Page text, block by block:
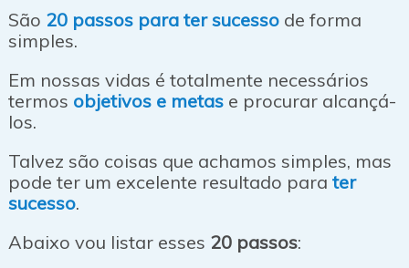
São 20 passos para ter sucessode forma
simples.
Em nossas vidas é totalmente necessários
termos objetivos e metase procurar alcançá-
los.
Talvez são coisas que achamos simples, mas
pode ter um excelente resultado para ter
sucesso.
Abaixo vou listar esses 20 passos: